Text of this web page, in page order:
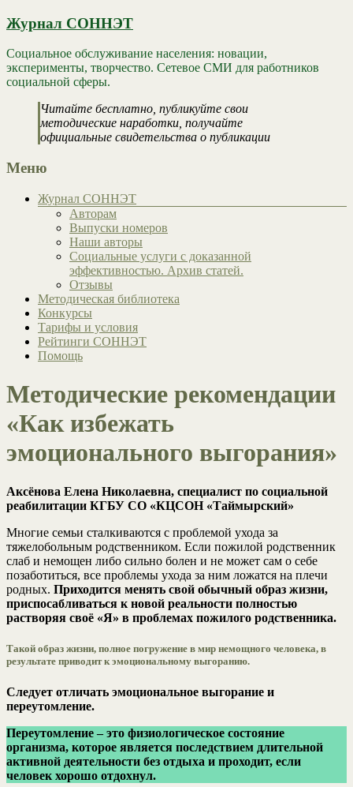
Журнал СОННЭТ
Социальное обслуживание населения: новации,
эксперименты, творчество. Сетевое СМИ для работников
социальной сферы.
Читайте бесплатно, публикуйте свои
методические наработки, получайте
официальные свидетельства о публикации
Меню
Журнал СОННЭТ
Авторам
Выпуски номеров
Наши авторы
Социальные услуги с доказанной
эффективностью. Архив статей.
Отзывы
Методическая библиотека
Конкурсы
Тарифы и условия
Рейтинги СОННЭТ
Помощь
Методические рекомендации
«Как избежать
эмоционального выгорания»
Аксёнова Елена Николаевна, специалист по социальной
реабилитации КГБУ СО «КЦСОН «Таймырский»
Многие семьи сталкиваются с проблемой ухода за
тяжелобольным родственником. Если пожилой родственник
слаб и немощен либо сильно болен и не может сам о себе
позаботиться, все проблемы ухода за ним ложатся на плечи
родных. Приходится менять свой обычный образ жизни,
приспосабливаться к новой реальности полностью
растворяя своё «Я» в проблемах пожилого родственника.
Такой образ жизни, полное погружение в мир немощного человека, в
результате приводит к эмоциональному выгоранию.
Следует отличать эмоциональное выгорание и
переутомление.
Переутомление – это физиологическое состояние
организма, которое является последствием длительной
активной деятельности без отдыха и проходит, если
человек хорошо отдохнул.